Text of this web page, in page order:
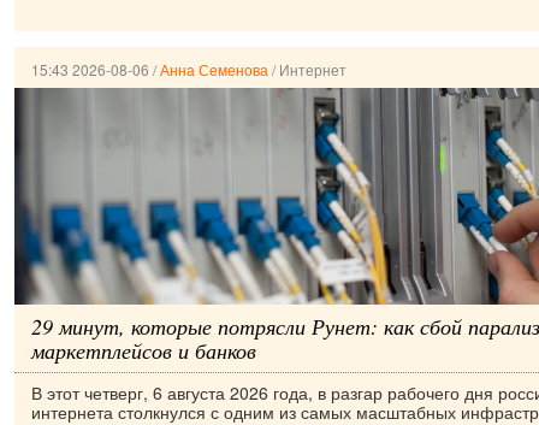
15:43 2026-08-06 /Анна Семенова /Интернет
29 минут, которые потрясли Рунет: как сбой
маркетплейсов и банков
В этот четверг, 6 августа 2026 года, в разгар рабочего дня
интернета столкнулся с одним из самых масштабных